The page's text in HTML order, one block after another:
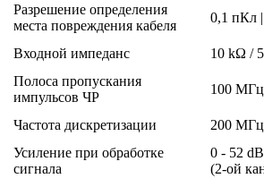
Разрешение определения
места повреждения кабеля
0,1 пКл
Входной импеданс
10 kΩ /
Полоса пропускания
импульсов ЧР
100
Частота дискретизации
200 MГц
Усиление при обработке
сигнала
0 - 52
(2-ой